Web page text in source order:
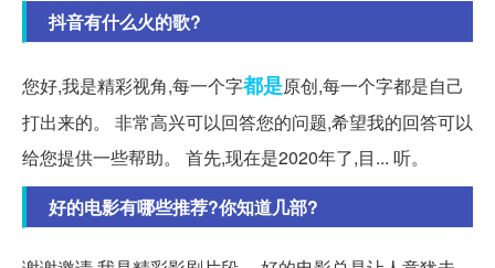
抖音有什么火的歌?
您好,我是精彩视角,每一个字都是原创,每一个字都是自己
打出来的。 非常高兴可以回答您的问题,希望我的回答可以
给您提供一些帮助。 首先,现在是2020年了,目... 听。
好的电影有哪些推荐?你知道几部?